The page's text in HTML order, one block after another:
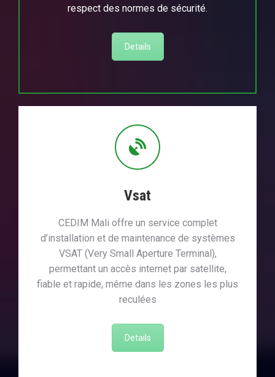
respect des normes de sécurité.
Details
Vsat
CEDIM Mali offre un service complet
d’installation et de maintenance de systèmes
VSAT (Very Small Aperture Terminal),
permettant un accès internet par satellite,
fiable et rapide, même dans les zones les plus
reculées
Details